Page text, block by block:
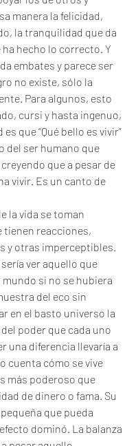
manera la felicidad,
la tranquilidad que da
ha hecho lo correcto. Y
embates y parece ser
no existe, sólo la
Para algunos, esto
cursi y hasta ingenuo,
que “Qué bello es vivir”
del ser humano que
que a pesar de
vivir. Es un canto de
la vida se toman
tienen reacciones,
y otras imperceptibles.
ver aquello que
mundo si no se hubiera
del eco sin
en el basto universo la
poder que cada uno
una diferencia llevaría a
cuenta cómo se vive
más poderoso que
de dinero o fama. Su
que pueda
dominó. La balanza